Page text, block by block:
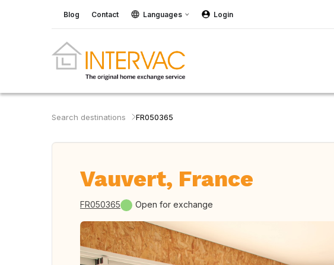
Blog Contact Languages Login
Search destinations FR050365
Vauvert, France
FR050365 Open for exchange